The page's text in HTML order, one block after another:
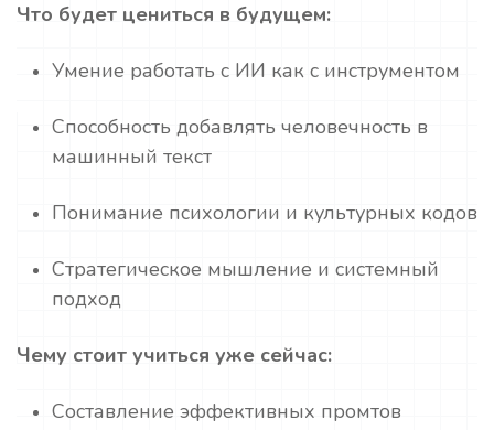
Что будет цениться в будущем:
Умение работать с ИИ как с инструментом
Способность добавлять человечность в
машинный текст
Понимание психологии и культурных кодов
Стратегическое мышление и системный
подход
Чему стоит учиться уже сейчас:
Составление эффективных промтов